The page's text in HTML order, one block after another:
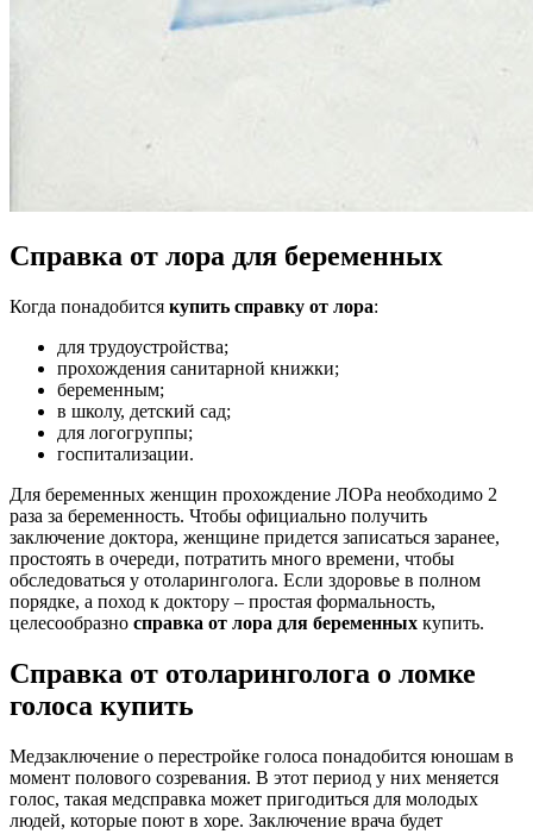
Справка от лора для беременных
Когда понадобится купить справку от лора:
для трудоустройства;
прохождения санитарной книжки;
беременным;
в школу, детский сад;
для логогруппы;
госпитализации.
Для беременных женщин прохождение ЛОРа необходимо 2
раза за беременность. Чтобы официально получить
заключение доктора, женщине придется записаться заранее,
простоять в очереди, потратить много времени, чтобы
обследоваться у отоларинголога. Если здоровье в полном
порядке, а поход к доктору – простая формальность,
целесообразно справка от лора для беременных купить.
Справка от отоларинголога о ломке
голоса купить
Медзаключение о перестройке голоса понадобится юношам в
момент полового созревания. В этот период у них меняется
голос, такая медсправка может пригодиться для молодых
людей, которые поют в хоре. Заключение врача будет